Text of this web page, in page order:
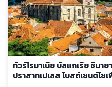
ทัวร์โรมาเนีย บัลแกเรีย ซินาย
ปราสาทเปเลส โบสถ์เซนต์โซ